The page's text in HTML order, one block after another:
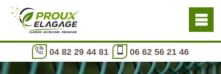
04 82 29 44 81 06 62 56 21 46